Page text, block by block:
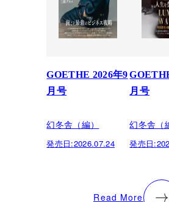
GOETHE 2026年9
月号
幻冬舎（編）
発売日:2026.07.24
月号
幻冬舎（
発売日:
Read More